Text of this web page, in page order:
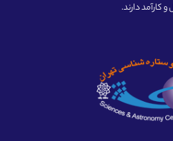
کارآمد دارند.